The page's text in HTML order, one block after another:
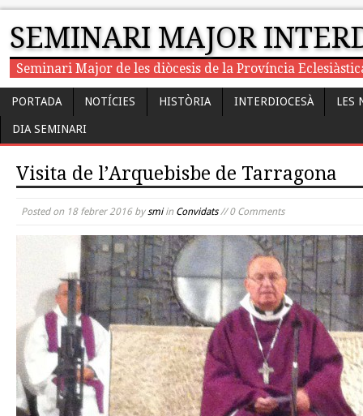
SEMINARI MAJOR
Seminari Major de les diòcesis de la Província
PORTADA NOTÍCIES HISTÒRIA INTERDIOCESÀ LES
DIA SEMINARI
Visita de l’Arquebisbe de Tarragona
Posted on 18 febrer 2016bysmiin Convidats// 0 Comments